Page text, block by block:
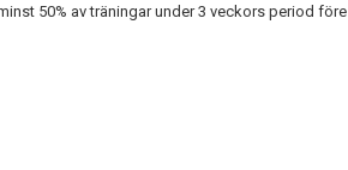
50% av träningar under 3 veckors period före